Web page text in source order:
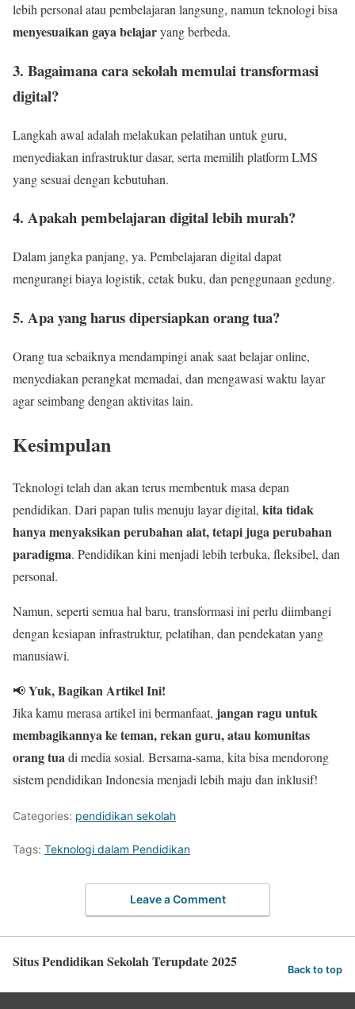
lebih personal atau pembelajaran langsung, namun teknologi bisa
menyesuaikan gaya belajaryang berbeda.
3. Bagaimana cara sekolah memulai transformasi
digital?
Langkah awal adalah melakukan pelatihan untuk guru,
menyediakan infrastruktur dasar, serta memilih platform LMS
yang sesuai dengan kebutuhan.
4. Apakah pembelajaran digital lebih murah?
Dalam jangka panjang, ya. Pembelajaran digital dapat
mengurangi biaya logistik, cetak buku, dan penggunaan gedung.
5. Apa yang harus dipersiapkan orang tua?
Orang tua sebaiknya mendampingi anak saat belajar online,
menyediakan perangkat memadai, dan mengawasi waktu layar
agar seimbang dengan aktivitas lain.
Kesimpulan
Teknologi telah dan akan terus membentuk masa depan
pendidikan. Dari papan tulis menuju layar digital, kita tidak
hanya menyaksikan perubahan alat, tetapi juga perubahan
paradigma. Pendidikan kini menjadi lebih terbuka, fleksibel, dan
personal.
Namun, seperti semua hal baru, transformasi ini perlu diimbangi
dengan kesiapan infrastruktur, pelatihan, dan pendekatan yang
manusiawi.
📢Yuk, Bagikan Artikel Ini!
Jika kamu merasa artikel ini bermanfaat, jangan ragu untuk
membagikannya ke teman, rekan guru, atau komunitas
orang tuadi media sosial. Bersama-sama, kita bisa mendorong
sistem pendidikan Indonesia menjadi lebih maju dan inklusif!
Categories: pendidikan sekolah
Tags: Teknologi dalam Pendidikan
Leave a Comment
Situs Pendidikan Sekolah Terupdate 2025 Back to top